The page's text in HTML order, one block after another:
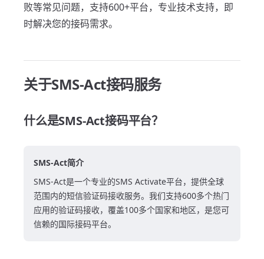
败等常见问题，支持600+平台，专业技术支持，即
时解决您的接码需求。
关于SMS-Act接码服务
什么是SMS-Act接码平台？
SMS-Act简介
SMS-Act是一个专业的SMS Activate平台，提供全球
范围内的短信验证码接收服务。我们支持600多个热门
应用的验证码接收，覆盖100多个国家和地区，是您可
信赖的国际接码平台。